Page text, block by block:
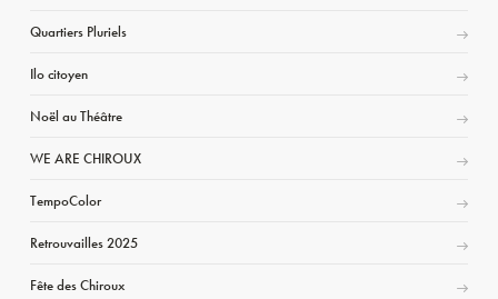
Quartiers Pluriels
Ilo citoyen
Noël au Théâtre
WE ARE CHIROUX
TempoColor
Retrouvailles 2025
Fête des Chiroux